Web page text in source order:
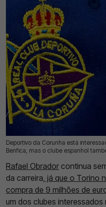
Deportivo da Corunha está
Benfica, mas o clube espanhol
15 Jul 2026 | 17:01 | 0
Rafael Obrador continua
da carreira, já que o Torino
compra de 9 milhões de
um dos clubes interessados